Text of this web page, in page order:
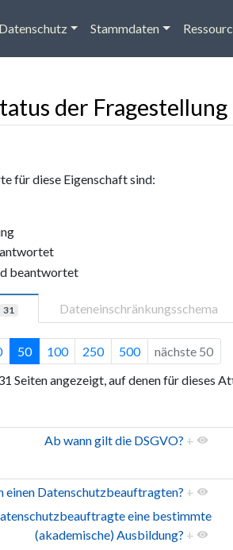
Datenschutz Stammdaten
der Fragestellung
für diese Eigenschaft sind:
beantwortet
31 Dateneinschränkungsschema
50 100 250 500 nächste 50
Seiten angezeigt, auf denen für dieses
Ab wann gilt die DSGVO? +
einen Datenschutzbeauftragten? +
eine bestimmte
(akademische) Ausbildung? +